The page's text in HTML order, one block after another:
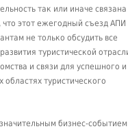
так или иначе связана
этот ежегодный съезд АПИ
не только обсудить все
туристической
и связи для успешного и
областях туристического
бизнес-событием